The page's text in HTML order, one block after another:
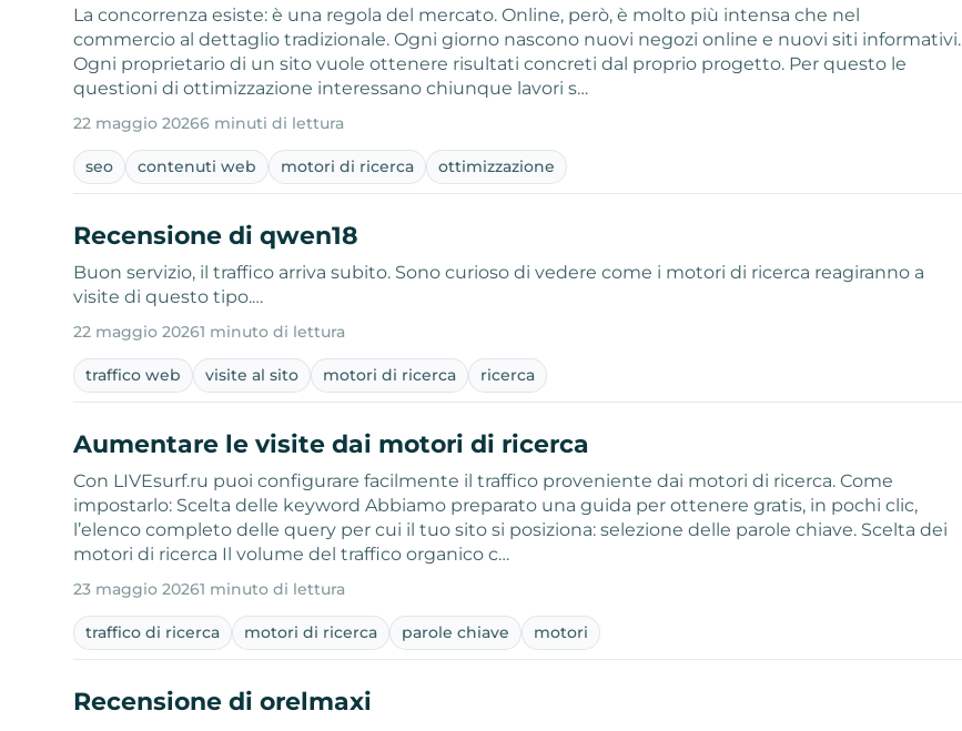
La concorrenza esiste: è una regola del mercato. Online, però, è molto più intensa che nel
commercio al dettaglio tradizionale. Ogni giorno nascono nuovi negozi online e nuovi siti informativi.
Ogni proprietario di un sito vuole ottenere risultati concreti dal proprio progetto. Per questo le
questioni di ottimizzazione interessano chiunque lavori s…
22 maggio 20266 minuti di lettura
seo contenuti web motori di ricerca ottimizzazione
Recensione di qwen18
Buon servizio, il traffico arriva subito. Sono curioso di vedere come i motori di ricerca reagiranno a
visite di questo tipo.…
22 maggio 20261 minuto di lettura
traffico web visite al sito motori di ricerca ricerca
Aumentare le visite dai motori di ricerca
Con LIVEsurf.ru puoi configurare facilmente il traffico proveniente dai motori di ricerca. Come
impostarlo: Scelta delle keyword Abbiamo preparato una guida per ottenere gratis, in pochi clic,
l’elenco completo delle query per cui il tuo sito si posiziona: selezione delle parole chiave. Scelta dei
motori di ricerca Il volume del traffico organico c…
23 maggio 20261 minuto di lettura
traffico di ricerca motori di ricerca parole chiave motori
Recensione di orelmaxi